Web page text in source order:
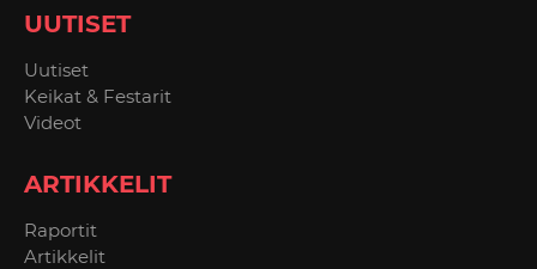
UUTISET
Uutiset
Keikat & Festarit
Videot
ARTIKKELIT
Raportit
Artikkelit